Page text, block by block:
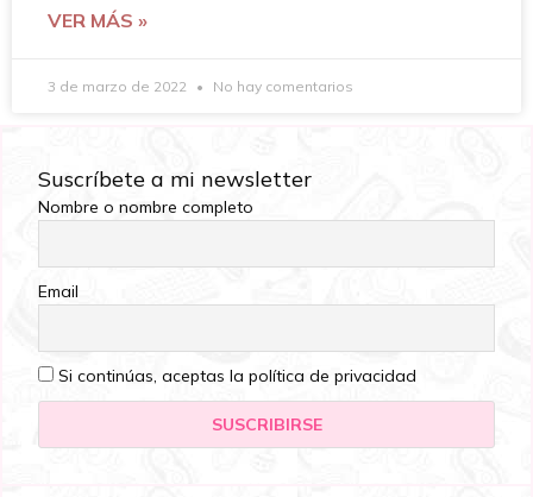
VER MÁS »
3 de marzo de 2022 No hay comentarios
Suscríbete a mi newsletter
Nombre o nombre completo
Email
Si continúas, aceptas la política de privacidad